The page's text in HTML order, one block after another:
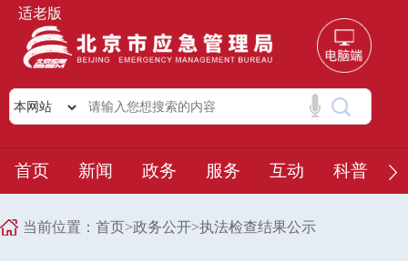
适老版
首页 新闻 政务 服务 互动 科普
当前位置： 首页>政务公开>执法检查结果公示